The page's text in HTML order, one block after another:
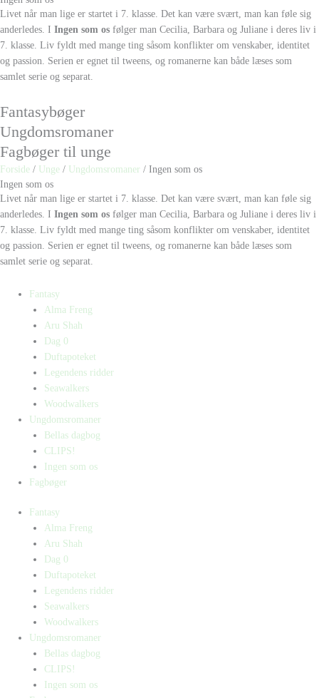
Livet når man lige er startet i 7. klasse. Det kan være svært, man kan føle sig
anderledes. I Ingen som os følger man Cecilia, Barbara og Juliane i deres liv i
7. klasse. Liv fyldt med mange ting såsom konflikter om venskaber, identitet
og passion. Serien er egnet til tweens, og romanerne kan både læses som
samlet serie og separat.
Fantasybøger
Ungdomsromaner
Fagbøger til unge
Forside / Unge / Ungdomsromaner / Ingen som os
Ingen som os
Livet når man lige er startet i 7. klasse. Det kan være svært, man kan føle sig
anderledes. I Ingen som os følger man Cecilia, Barbara og Juliane i deres liv i
7. klasse. Liv fyldt med mange ting såsom konflikter om venskaber, identitet
og passion. Serien er egnet til tweens, og romanerne kan både læses som
samlet serie og separat.
Fantasy
Alma Freng
Aru Shah
Dag 0
Duftapoteket
Legendens ridder
Seawalkers
Woodwalkers
Ungdomsromaner
Bellas dagbog
CLIPS!
Ingen som os
Fagbøger
Fantasy
Alma Freng
Aru Shah
Dag 0
Duftapoteket
Legendens ridder
Seawalkers
Woodwalkers
Ungdomsromaner
Bellas dagbog
CLIPS!
Ingen som os